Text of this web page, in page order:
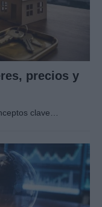
precios y
clave…